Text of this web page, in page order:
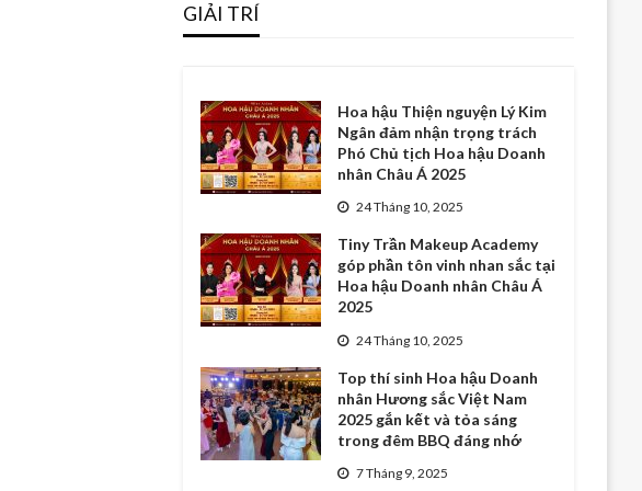
GIẢI TRÍ
Hoa hậu Thiện nguyện Lý Kim
Ngân đảm nhận trọng trách
Phó Chủ tịch Hoa hậu Doanh
nhân Châu Á 2025
24 Tháng 10, 2025
Tiny Trần Makeup Academy
góp phần tôn vinh nhan sắc tại
Hoa hậu Doanh nhân Châu Á
2025
24 Tháng 10, 2025
Top thí sinh Hoa hậu Doanh
nhân Hương sắc Việt Nam
2025 gắn kết và tỏa sáng
trong đêm BBQ đáng nhớ
7 Tháng 9, 2025